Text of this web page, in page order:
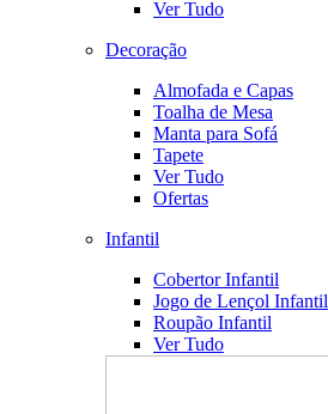
Ver Tudo
Decoração
Almofada e Capas
Toalha de Mesa
Manta para Sofá
Tapete
Ver Tudo
Ofertas
Infantil
Cobertor Infantil
Jogo de Lençol Infantil
Roupão Infantil
Ver Tudo